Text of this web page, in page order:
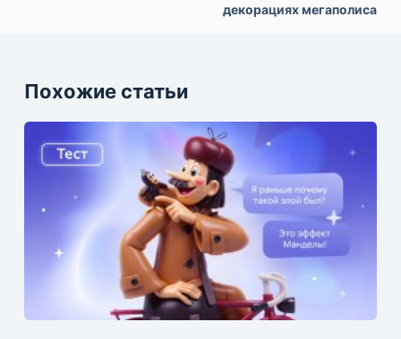
декорациях мегаполиса
Похожие статьи